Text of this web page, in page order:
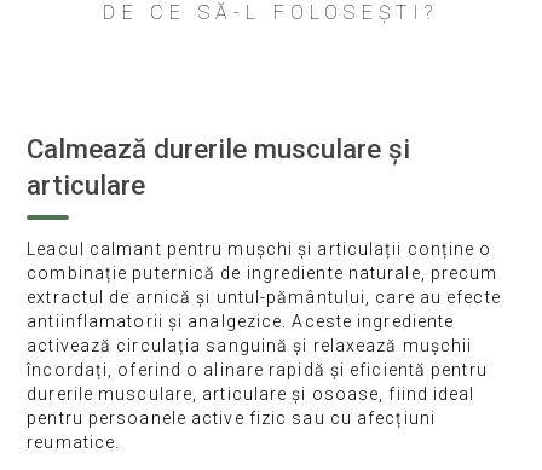
DE CE SĂ-L FOLOSEȘTI?
Calmează durerile musculare și
articulare
Leacul calmant pentru mușchi și articulații conține o
combinație puternică de ingrediente naturale, precum
extractul de arnică și untul-pământului, care au efecte
antiinflamatorii și analgezice. Aceste ingrediente
activează circulația sanguină și relaxează mușchii
încordați, oferind o alinare rapidă și eficientă pentru
durerile musculare, articulare și osoase, fiind ideal
pentru persoanele active fizic sau cu afecțiuni
reumatice.